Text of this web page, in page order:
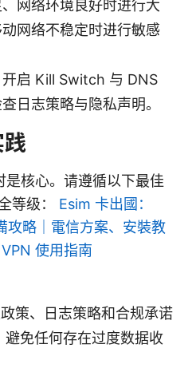
网络环境良好时进行大
网络不稳定时进行敏感
启 Kill Switch 与 DNS
日志策略与隐私声明。
是核心。请遵循以下最佳
等级： Esim 卡出國：
攻略｜電信方案、安裝教
使用指南
策、日志策略和合规承诺
避免任何存在过度数据收